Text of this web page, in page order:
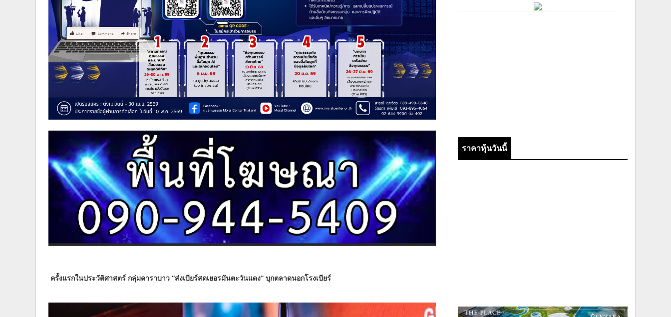
ครั้งแรกในประวัติศาสตร์ กลุ่มคาราบาว “ส่งเบียร์สดเยอรมันตะวันแดง” บุกตลาดนอกโรงเบียร์
ราคาหุ้นวันนี้